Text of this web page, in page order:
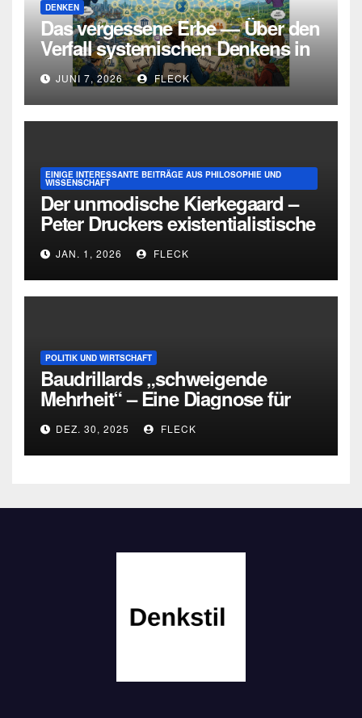
DENKEN
Das vergessene Erbe — Über den
Verfall systemischen Denkens in
Deutschland
JUNI 7, 2026 FLECK
EINIGE INTERESSANTE BEITRÄGE AUS PHILOSOPHIE UND
WISSENSCHAFT
Der unmodische Kierkegaard –
Peter Druckers existentialistische
Intervention von 1933
JAN. 1, 2026 FLECK
POLITIK UND WIRTSCHAFT
Baudrillards „schweigende
Mehrheit“ – Eine Diagnose für
heuteDEZ. 30, 2025 FLECK